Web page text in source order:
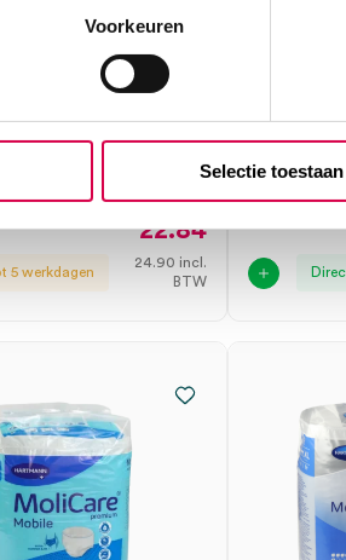
Voorkeuren
Selectie toestaan
Mobile
S,
S
5 werkdagen
22.84
24.90 incl.
BTW
6
14 stuks, 6